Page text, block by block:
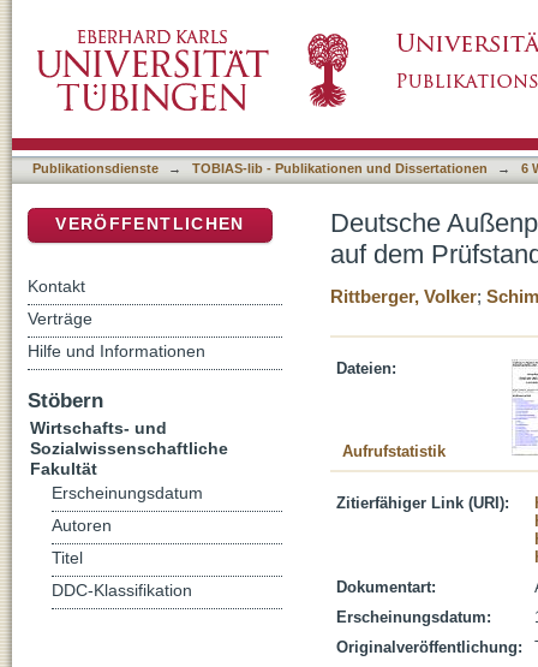
Tübinger Projekt
Publikationsdienste → TOBIAS-lib - Publikationen und Dissertationen → 6
Deutsche
auf dem
Rittberger, Volker;
Dateien:
Aufrufstatistik
Zitierfähiger Link (URI):
Dokumentart:
Erscheinungsdatum:
Originalveröffentlichung:
VERÖFFENTLICHEN
Kontakt
Verträge
Hilfe und Informationen
Stöbern
Wirtschafts- und
Sozialwissenschaftliche
Fakultät
Erscheinungsdatum
Autoren
Titel
DDC-Klassifikation